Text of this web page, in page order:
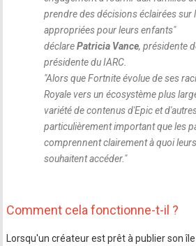
prendre des décisions éclairées sur
appropriées pour leurs enfants"
déclarePatricia Vance, présidente
présidente du IARC.
"Alors que Fortnite évolue de ses
Royale vers un écosystème plus
variété de contenus d'Epic et
particulièrement important que les
comprennent clairement à quoi
souhaitent accéder."
Comment cela fonctionne-t-il ?
Lorsqu'un créateur est prêt à publier son